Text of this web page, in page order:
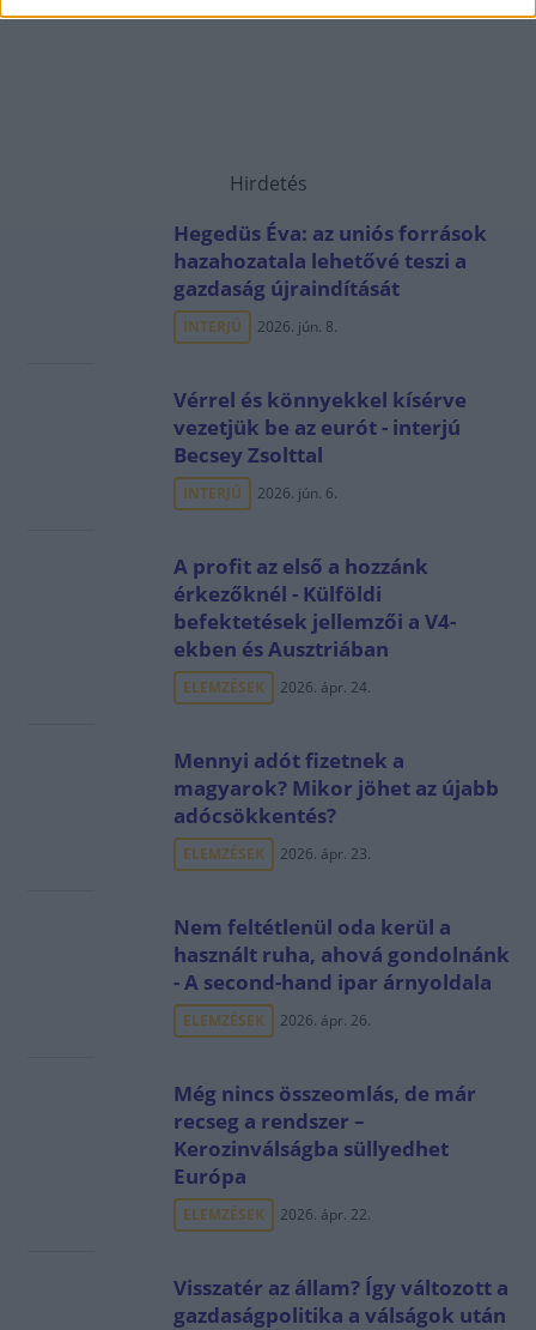
Hirdetés
Hegedüs Éva: az uniós források
hazahozatala lehetővé teszi a
gazdaság újraindítását
INTERJÚ 2026. jún. 8.
Vérrel és könnyekkel kísérve
vezetjük be az eurót - interjú
Becsey Zsolttal
INTERJÚ 2026. jún. 6.
A profit az első a hozzánk
érkezőknél - Külföldi
befektetések jellemzői a V4-
ekben és Ausztriában
ELEMZÉSEK 2026. ápr. 24.
Mennyi adót fizetnek a
magyarok? Mikor jöhet az újabb
adócsökkentés?
ELEMZÉSEK 2026. ápr. 23.
Nem feltétlenül oda kerül a
használt ruha, ahová gondolnánk
- A second-hand ipar árnyoldala
ELEMZÉSEK 2026. ápr. 26.
Még nincs összeomlás, de már
recseg a rendszer –
Kerozinválságba süllyedhet
Európa
ELEMZÉSEK 2026. ápr. 22.
Visszatér az állam? Így változott a
gazdaságpolitika a válságok után